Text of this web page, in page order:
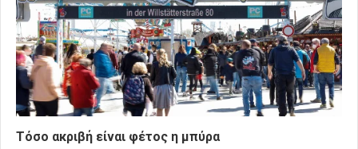
Τόσο ακριβή είναι φέτος η μπύρα